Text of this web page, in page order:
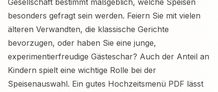
Gesellschaft bestimmt maßgeblich, welche Speisen
besonders gefragt sein werden. Feiern Sie mit vielen
älteren Verwandten, die klassische Gerichte
bevorzugen, oder haben Sie eine junge,
experimentierfreudige Gästeschar? Auch der Anteil an
Kindern spielt eine wichtige Rolle bei der
Speisenauswahl. Ein gutes Hochzeitsmenü PDF lässt